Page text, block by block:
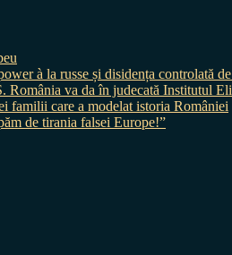
à la russe și disidența controlată
va da în judecată Institutul
familii care a modelat istoria României
de tirania falsei Europe!”